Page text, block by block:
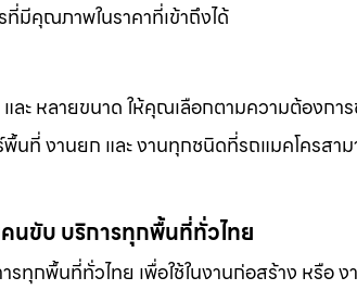
ที่มีคุณภาพในราคาที่เข้าถึงได้
ละ หลายขนาด ให้คุณเลือกตามความต้องกา
ที่ งานยก และ งานทุกชนิดที่รถแมคโครสาม
คนขับ บริการทุกพื้นที่ทั่วไทย
ทุกพื้นที่ทั่วไทย เพื่อใช้ในงานก่อสร้าง หรือ